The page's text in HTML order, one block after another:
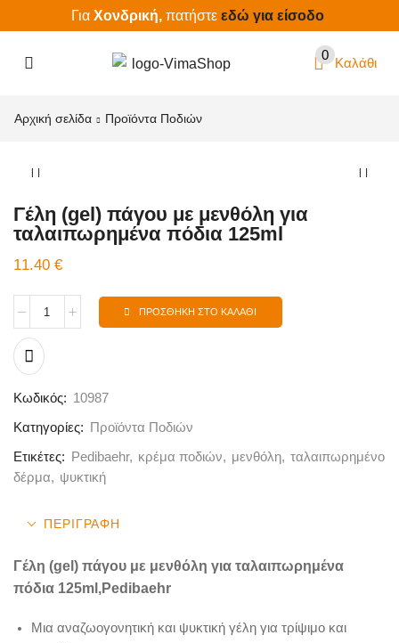
Για Χονδρική, πατήστε εδώ για είσοδο
0
Καλάθι
Αρχική σελίδα Προϊόντα Ποδιών
Γέλη (gel) πάγου με μενθόλη για
ταλαιπωρημένα πόδια 125ml
11.40 €
ΠΡΟΣΘΉΚΗ ΣΤΟ ΚΑΛΆΘΙ
Κωδικός: 10987
Κατηγορίες: Προϊόντα Ποδιών
Ετικέτες: Pedibaehr, κρέμα ποδιών, μενθόλη, ταλαιπωρημένο
δέρμα, ψυκτική
ΠΕΡΙΓΡΑΦΉ
Γέλη (gel) πάγου με μενθόλη για ταλαιπωρημένα
πόδια 125ml,Pedibaehr
Μια αναζωογονητική και ψυκτική γέλη για τρίψιμο και